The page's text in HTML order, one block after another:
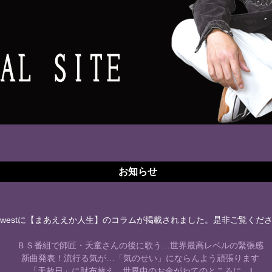
お知らせ
に【まあええか人生】のコラムが掲載されました。是非ご覧くだ
ＢＳ番組で師匠・天童さんの後に歌う…世界最高レベルの緊張感
新曲発表！流行る気が…「気のせい」にならんよう頑張ります